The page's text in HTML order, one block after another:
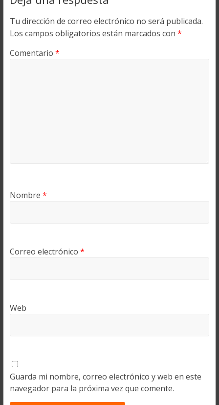
Tu dirección de correo electrónico no será publicada.
Los campos obligatorios están marcados con *
Comentario *
Nombre *
Correo electrónico *
Web
Guarda mi nombre, correo electrónico y web en este
navegador para la próxima vez que comente.